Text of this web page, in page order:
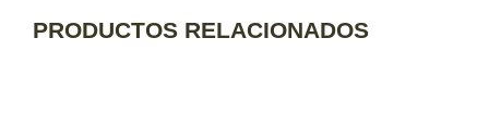
PRODUCTOS RELACIONADOS